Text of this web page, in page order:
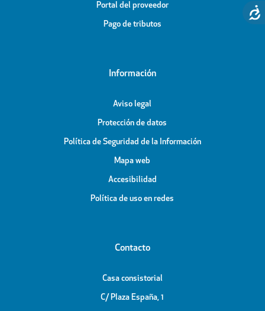
Portal del proveedor
Pago de tributos
Información
Aviso legal
Protección de datos
Política de Seguridad de la Información
Mapa web
Accesibilidad
Política de uso en redes
Contacto
Casa consistorial
C/ Plaza España, 1